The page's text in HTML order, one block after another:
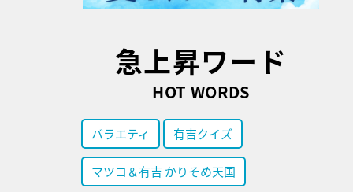
急上昇ワード
HOT WORDS
バラエティ 有吉クイズ
マツコ＆有吉 かりそめ天国